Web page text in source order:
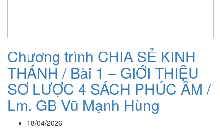
Chương trình CHIA SẺ KINH
THÁNH / Bài 1 – GIỚI THIỆU
SƠ LƯỢC 4 SÁCH PHÚC ÂM /
Lm. GB Vũ Mạnh Hùng
18/04/2026